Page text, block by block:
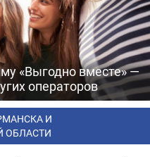
«Выгодно вместе» —
операторов
И
ОБЛАСТИ